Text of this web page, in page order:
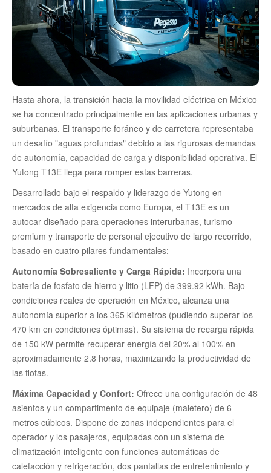
Hasta ahora, la transición hacia la movilidad eléctrica en México
se ha concentrado principalmente en las aplicaciones urbanas y
suburbanas. El transporte foráneo y de carretera representaba
un desafío "aguas profundas" debido a las rigurosas demandas
de autonomía, capacidad de carga y disponibilidad operativa. El
Yutong T13E llega para romper estas barreras.
Desarrollado bajo el respaldo y liderazgo de Yutong en
mercados de alta exigencia como Europa, el T13E es un
autocar diseñado para operaciones interurbanas, turismo
premium y transporte de personal ejecutivo de largo recorrido,
basado en cuatro pilares fundamentales:
Autonomía Sobresaliente y Carga Rápida: Incorpora una
batería de fosfato de hierro y litio (LFP) de 399.92 kWh. Bajo
condiciones reales de operación en México, alcanza una
autonomía superior a los 365 kilómetros (pudiendo superar los
470 km en condiciones óptimas). Su sistema de recarga rápida
de 150 kW permite recuperar energía del 20% al 100% en
aproximadamente 2.8 horas, maximizando la productividad de
las flotas.
Máxima Capacidad y Confort: Ofrece una configuración de 48
asientos y un compartimento de equipaje (maletero) de 6
metros cúbicos. Dispone de zonas independientes para el
operador y los pasajeros, equipadas con un sistema de
climatización inteligente con funciones automáticas de
calefacción y refrigeración, dos pantallas de entretenimiento y